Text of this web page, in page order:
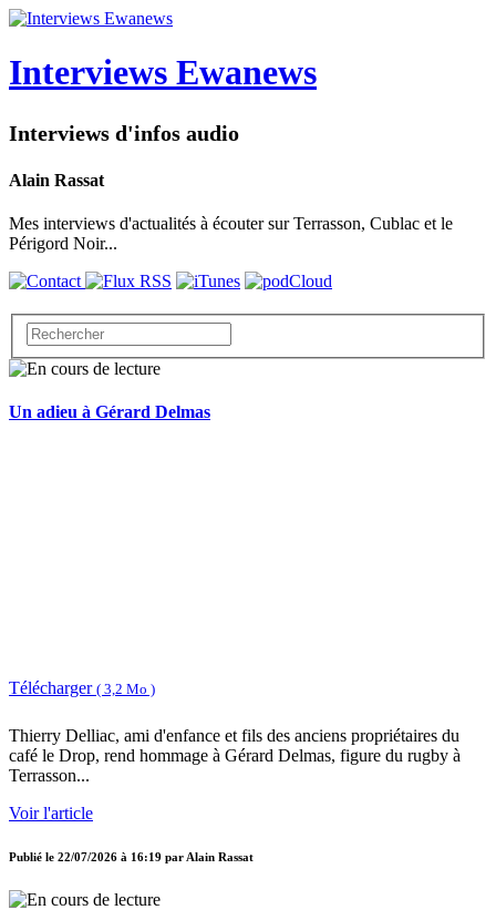
Interviews Ewanews
Interviews d'infos audio
Alain Rassat
Mes interviews d'actualités à écouter sur Terrasson, Cublac et le
Périgord Noir...
Un adieu à Gérard Delmas
Télécharger ( 3,2 Mo )
Thierry Delliac, ami d'enfance et fils des anciens propriétaires du
café le Drop, rend hommage à Gérard Delmas, figure du rugby à
Terrasson...
Voir l'article
Publié le 22/07/2026 à 16:19 par Alain Rassat